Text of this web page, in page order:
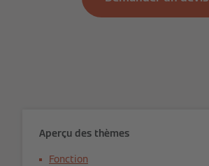
Aperçu des thèmes
Fonction